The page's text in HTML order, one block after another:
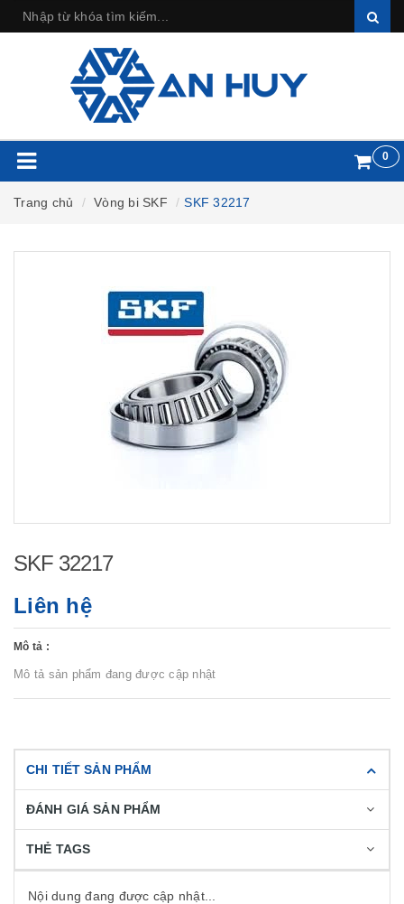
0
Trang chủ Vòng bi SKF SKF 32217
SKF 32217
Liên hệ
Mô tả :
Mô tả sản phẩm đang được cập nhật
CHI TIẾT SẢN PHẨM
ĐÁNH GIÁ SẢN PHẨM
THẺ TAGS
Nội dung đang được cập nhật...